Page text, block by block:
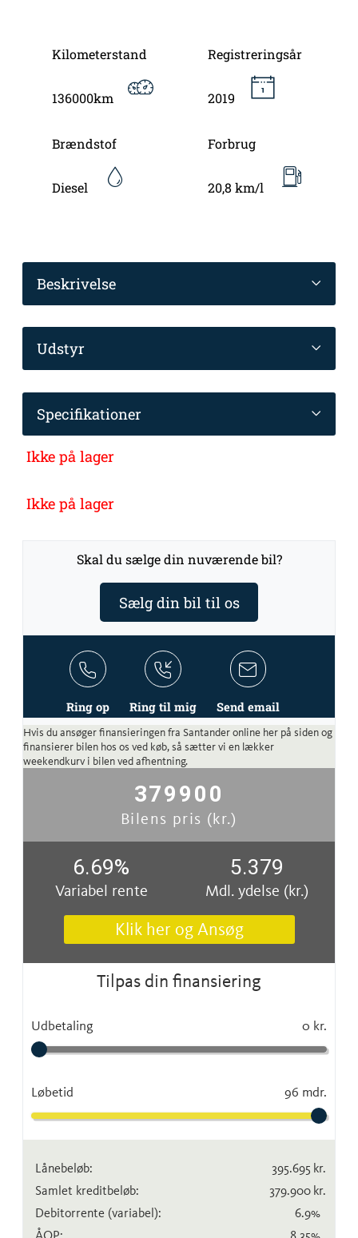
Kilometerstand
136000km
Registreringsår
2019
Brændstof
Diesel
Forbrug
20,8 km/l
Beskrivelse
Udstyr
Specifikationer
Ikke på lager
Ikke på lager
Skal du sælge din nuværende bil?
Sælg din bil til os
Ring op Ring til mig Send email
Hvis du ansøger finansieringen fra Santander online her på siden og
finansierer bilen hos os ved køb, så sætter vi en lækker
weekendkurv i bilen ved afhentning.
379900
Bilens pris (kr.)
6.69%
Variabel rente
5.379
Mdl. ydelse (kr.)
Klik her og Ansøg
Tilpas din finansiering
Udbetaling 0 kr.
Løbetid 96 mdr.
Lånebeløb: 395.695 kr.
Samlet kreditbeløb:
379.900 kr.
Debitorrente (variabel): 6.9%